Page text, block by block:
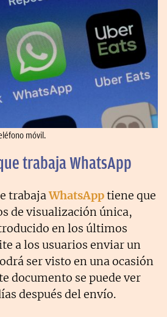
móvil.
trabaja WhatsApp
trabajaWhatsApptiene que
de visualización única,
en los últimos
a los usuarios enviar un
ser visto en una ocasión
documento se puede ver
después del envío.